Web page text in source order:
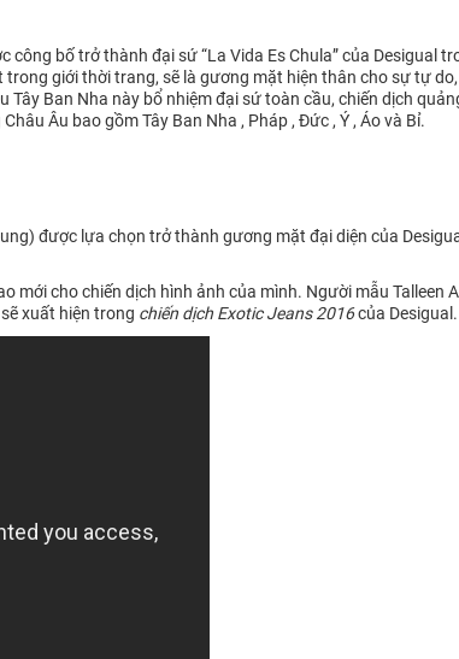
bố trở thành đại sứ “La Vida Es Chula” của Desigual
giới thời trang, sẽ là gương mặt hiện thân cho sự tự
Ban Nha này bổ nhiệm đại sứ toàn cầu, chiến dịch
Âu bao gồm Tây Ban Nha , Pháp , Đức , Ý , Áo và Bỉ.
được lựa chọn trở thành gương mặt đại diện của
mới cho chiến dịch hình ảnh của mình. Người mẫu Talleen
xuất hiện trong chiến dịch Exotic Jeans 2016của Desigual.